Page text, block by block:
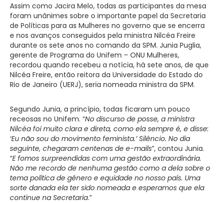
Assim como Jacira Melo, todas as participantes da mesa
foram unânimes sobre o importante papel da Secretaria
de Políticas para as Mulheres no governo que se encerra
e nos avanços conseguidos pela ministra Nilcéa Freire
durante os sete anos no comando da SPM. Junia Puglia,
gerente de Programa do Unifem – ONU Mulheres,
recordou quando recebeu a notícia, há sete anos, de que
Nilcéa Freire, então reitora da Universidade do Estado do
Rio de Janeiro (UERJ), seria nomeada ministra da SPM.
Segundo Junia, a princípio, todas ficaram um pouco
receosas no Unifem. “No discurso de posse, a ministra
Nilcéa foi muito clara e direta, como ela sempre é, e disse:
‘Eu não sou do movimento feminista.’ Silêncio. No dia
seguinte, chegaram centenas de e-mails”, contou Junia.
“E fomos surpreendidas com uma gestão extraordinária.
Não me recordo de nenhuma gestão como a dela sobre o
tema política de gênero e equidade no nosso país. Uma
sorte danada ela ter sido nomeada e esperamos que ela
continue na Secretaria.”